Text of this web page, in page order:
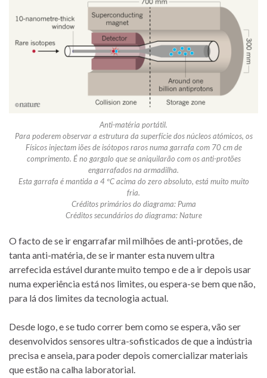
Anti-matéria portátil.
Para poderem observar a estrutura da superfície dos núcleos atómicos, os
Físicos injectam iões de isótopos raros numa garrafa com 70 cm de
comprimento. É no gargalo que se aniquilarão com os anti-protões
engarrafados na armadilha.
Esta garrafa é mantida a 4 ºC acima do zero absoluto, está muito muito
fria.
Créditos primários do diagrama: Puma
Créditos secundários do diagrama: Nature
O facto de se ir engarrafar mil milhões de anti-protões, de
tanta anti-matéria, de se ir manter esta nuvem ultra
arrefecida estável durante muito tempo e de a ir depois usar
numa experiência está nos limites, ou espera-se bem que não,
para lá dos limites da tecnologia actual.
Desde logo, e se tudo correr bem como se espera, vão ser
desenvolvidos sensores ultra-sofisticados de que a indústria
precisa e anseia, para poder depois comercializar materiais
que estão na calha laboratorial.